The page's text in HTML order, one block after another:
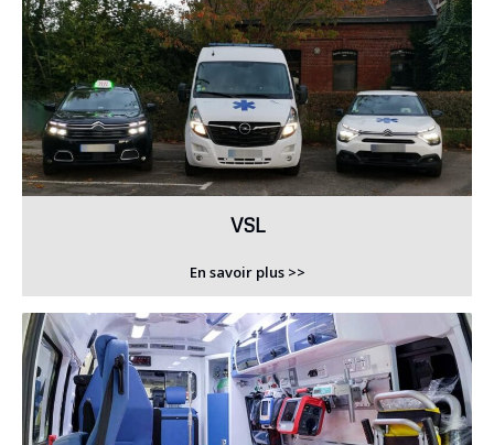
VSL
En savoir plus >>